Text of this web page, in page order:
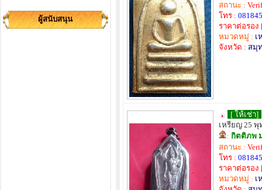
ผู้สนับสนุน
สถานะ :
โทร :
ราคาต่อรอง
หมวดหมู่ : เ
จังหวัด : สมุ
[ ให้เช่า]
เหรียญ 25
: กิตติภพ
สถานะ :
โทร :
ราคาต่อรอง
หมวดหมู่ : เ